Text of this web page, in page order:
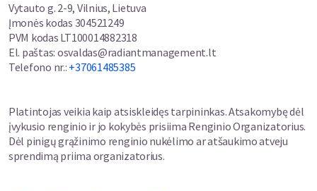
Vytauto g. 2-9, Vilnius, Lietuva
Įmonės kodas 304521249
PVM kodas LT100014882318
El. paštas: osvaldas@radiantmanagement.lt
Telefono nr.: +37061485385
Platintojas veikia kaip atsiskleidęs tarpininkas. Atsakomybę dėl
įvykusio renginio ir jo kokybės prisiima Renginio Organizatorius.
Dėl pinigų grąžinimo renginio nukėlimo ar atšaukimo atveju
sprendimą priima organizatorius.